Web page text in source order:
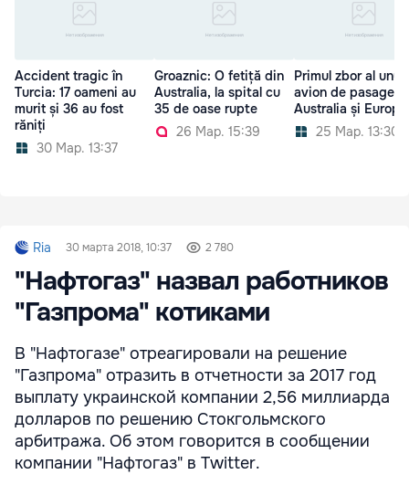
Accident tragic în
Turcia: 17 oameni au
murit și 36 au fost
răniți
30 Мар. 13:37
Groaznic: O fetiță din
Australia, la spital cu
35 de oase rupte
26 Мар. 15:39
Primul zbor al unui
avion de pasageri
Australia și Europa
25 Мар. 13:30
Ria 30 марта 2018, 10:37 2 780
"Нафтогаз" назвал работников
"Газпрома" котиками
В "Нафтогазе" отреагировали на решение
"Газпрома" отразить в отчетности за 2017 год
выплату украинской компании 2,56 миллиарда
долларов по решению Стокгольмского
арбитража. Об этом говорится в сообщении
компании "Нафтогаз" в Twitter.